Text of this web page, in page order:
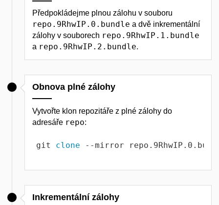
Předpokládejme plnou zálohu v souboru
repo.9RhwIP.0.bundle a dvě inkrementální
zálohy v souborech repo.9RhwIP.1.bundle
a repo.9RhwIP.2.bundle.
Obnova plné zálohy
Vytvořte klon repozitáře z plné zálohy do
adresáře repo:
git clone --mirror
Inkrementální zálohy